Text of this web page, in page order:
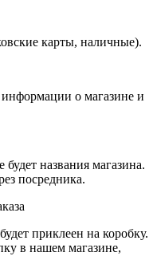
карты, наличные).
информации о магазине и
названия магазина.
посредника.
приклеен на коробку.
в нашем магазине,